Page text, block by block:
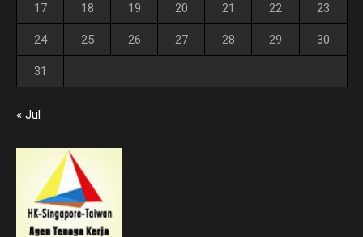
17 18 19 20 21 22 23
24 25 26 27 28 29 30
31
« Jul